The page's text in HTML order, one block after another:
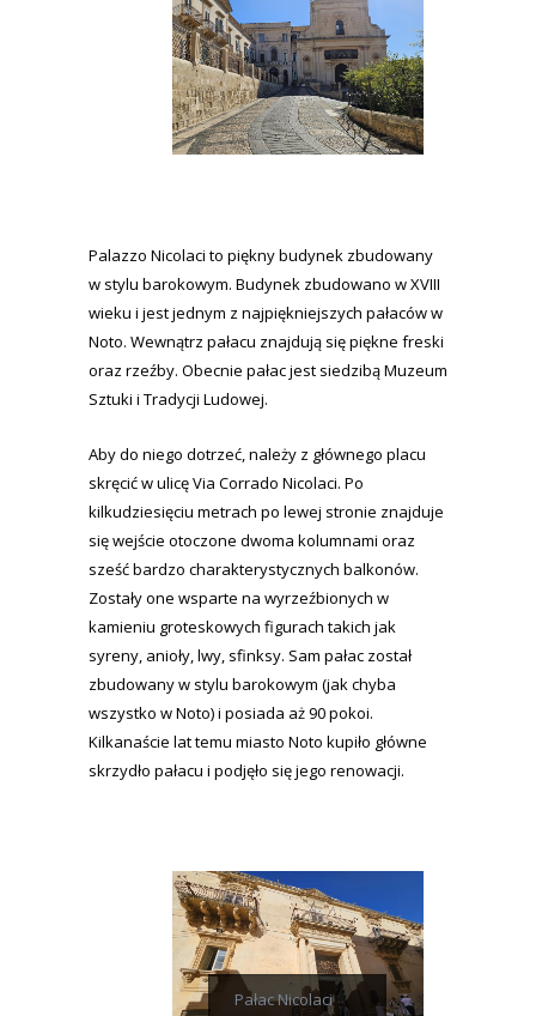
Palazzo Nicolaci to piękny budynek zbudowany
w stylu barokowym. Budynek zbudowano w XVIII
wieku i jest jednym z najpiękniejszych pałaców w
Noto. Wewnątrz pałacu znajdują się piękne freski
oraz rzeźby. Obecnie pałac jest siedzibą Muzeum
Sztuki i Tradycji Ludowej.
Aby do niego dotrzeć, należy z głównego placu
skręcić w ulicę Via Corrado Nicolaci. Po
kilkudziesięciu metrach po lewej stronie znajduje
się wejście otoczone dwoma kolumnami oraz
sześć bardzo charakterystycznych balkonów.
Zostały one wsparte na wyrzeźbionych w
kamieniu groteskowych figurach takich jak
syreny, anioły, lwy, sfinksy. Sam pałac został
zbudowany w stylu barokowym (jak chyba
wszystko w Noto) i posiada aż 90 pokoi.
Kilkanaście lat temu miasto Noto kupiło główne
skrzydło pałacu i podjęło się jego renowacji.
Pałac Nicolaci